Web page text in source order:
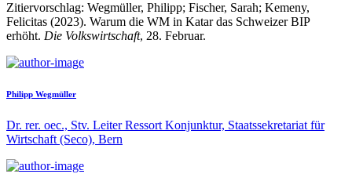
Zitiervorschlag: Wegmüller, Philipp; Fischer, Sarah; Kemeny,
Felicitas (2023). Warum die WM in Katar das Schweizer BIP
erhöht. Die Volkswirtschaft, 28. Februar.
Philipp Wegmüller
Dr. rer. oec., Stv. Leiter Ressort Konjunktur, Staatssekretariat für
Wirtschaft (Seco), Bern